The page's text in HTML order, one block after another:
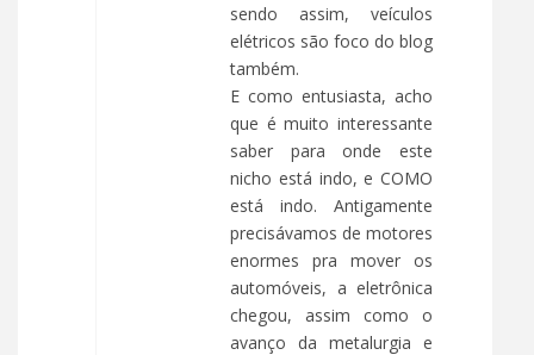
sendo assim, veículos
elétricos são foco do blog
também.
E como entusiasta, acho
que é muito interessante
saber para onde este
nicho está indo, e COMO
está indo. Antigamente
precisávamos de motores
enormes pra mover os
automóveis, a eletrônica
chegou, assim como o
avanço da metalurgia e